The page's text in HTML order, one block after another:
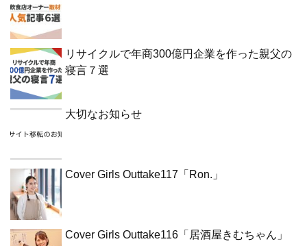
リサイクルで年商300億円企業を作った親父の
寝言７選
大切なお知らせ
Cover Girls Outtake117「Ron.」
Cover Girls Outtake116「居酒屋きむちゃん」